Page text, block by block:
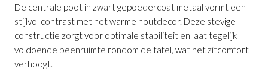
De centrale poot in zwart gepoedercoat metaal vormt een
stijlvol contrast met het warme houtdecor. Deze stevige
constructie zorgt voor optimale stabiliteit en laat tegelijk
voldoende beenruimte rondom de tafel, wat het zitcomfort
verhoogt.
Eettafel Encanto Natur 90x90
toegevoegd aan je winkelmandje